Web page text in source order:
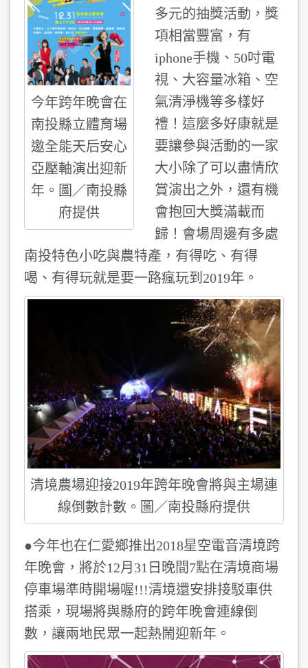
今年跨年晚會在
南投縣立體育場
邀全能天后安心
亞壓軸演出迎新
年。圖／南投縣
府提供
多元的抽獎活動，獎
項相當豐富，有
iphone手機、50吋電
視、大容量冰箱、空
氣清淨機等多樣好
禮！這麼多好康就是
要讓參與活動的一家
大小除了可以盡情欣
賞演出之外，還有機
會抱回大獎滿載而
歸！會場周邊有多處
南投特色小吃與農特產，有得吃、有得
喝、有得玩就是要一路瘋玩到2019年。
清境農場迎接2019年跨年晚會將與主場連
線倒數計數。圖／南投縣府提供
●今年也在仁愛鄉推出2018星空電音清境跨
年晚會，將於12月31日晚間7點在清境商場
停車場準時開場喔!!!清境還安排接駁車供
搭乘，現場將與縣府的跨年晚會連線倒
數，讓兩地民眾一起熱鬧迎新年。